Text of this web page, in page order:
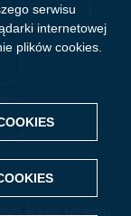
serwisu
internetowej
plików cookies.
Mapa serwisu